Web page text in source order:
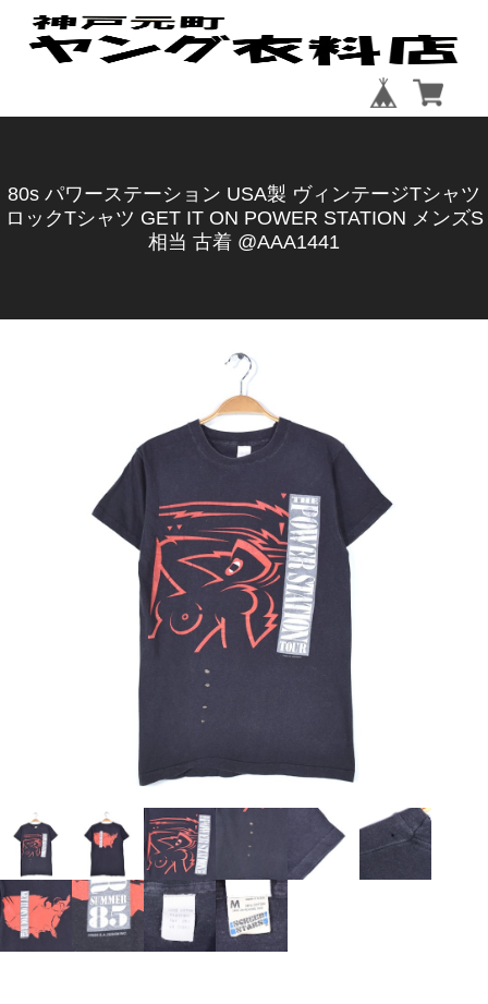
80s パワーステーション USA製 ヴィンテージTシャツ
ロックTシャツ GET IT ON POWER STATION メンズS
相当 古着 @AAA1441